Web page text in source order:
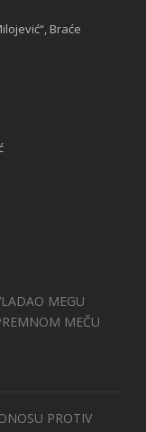
Braće
MEGU
MEČU
PROTIV